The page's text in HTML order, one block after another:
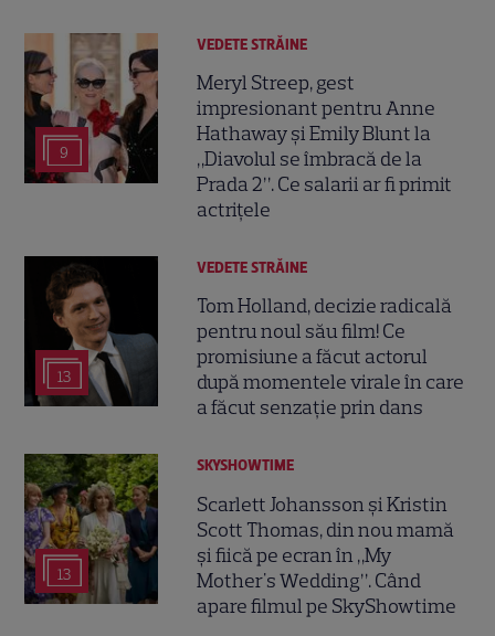
9
VEDETE STRĂINE
Meryl Streep, gest
impresionant pentru Anne
Hathaway și Emily Blunt la
„Diavolul se îmbracă de la
Prada 2”. Ce salarii ar fi primit
actrițele
13
VEDETE STRĂINE
Tom Holland, decizie radicală
pentru noul său film! Ce
promisiune a făcut actorul
după momentele virale în care
a făcut senzație prin dans
13
SKYSHOWTIME
Scarlett Johansson și Kristin
Scott Thomas, din nou mamă
și fiică pe ecran în „My
Mother's Wedding”. Când
apare filmul pe SkyShowtime